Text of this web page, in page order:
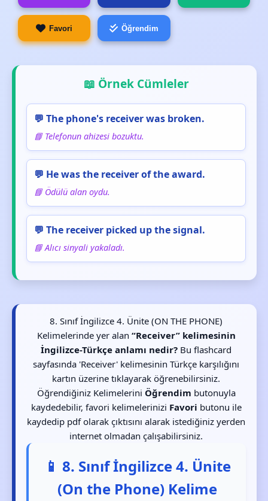
Favori Öğrendim
📖 Örnek Cümleler
💬 The phone's receiver was broken.
📘 Telefonun ahizesi bozuktu.
💬 He was the receiver of the award.
📘 Ödülü alan oydu.
💬 The receiver picked up the signal.
📘 Alıcı sinyali yakaladı.
8. Sınıf İngilizce 4. Ünite (ON THE PHONE)
Kelimelerinde yer alan “Receiver” kelimesinin
İngilizce-Türkçe anlamı nedir? Bu flashcard
sayfasında 'Receiver' kelimesinin Türkçe karşılığını
kartın üzerine tıklayarak öğrenebilirsiniz.
Öğrendiğiniz Kelimelerini Öğrendim butonuyla
kaydedebilir, favori kelimelerinizi Favori butonu ile
kaydedip pdf olarak çıktısını alarak istediğiniz yerden
internet olmadan çalışabilirsiniz.
📱 8. Sınıf İngilizce 4. Ünite
(On the Phone) Kelime